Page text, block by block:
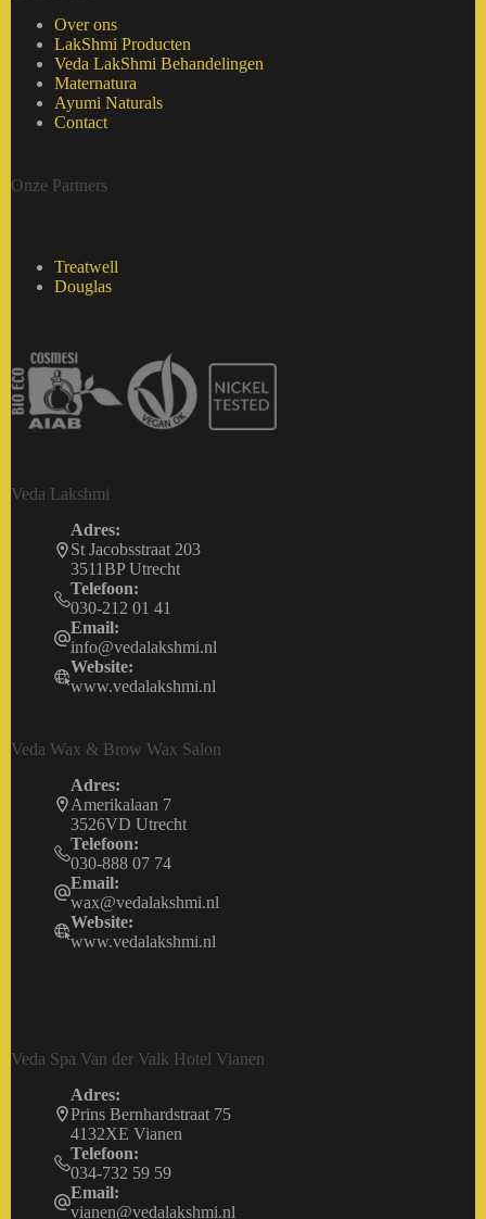
Over ons
LakShmi Producten
Veda LakShmi Behandelingen
Maternatura
Ayumi Naturals
Contact
Onze Partners
Treatwell
Douglas
Veda Lakshmi
Adres:
St Jacobsstraat 203
3511BP Utrecht
Telefoon:
030-212 01 41
Email:
info@vedalakshmi.nl
Website:
www.vedalakshmi.nl
Veda Wax & Brow Wax Salon
Adres:
Amerikalaan 7
3526VD Utrecht
Telefoon:
030-888 07 74
Email:
wax@vedalakshmi.nl
Website:
www.vedalakshmi.nl
Veda Spa Van der Valk Hotel Vianen
Adres:
Prins Bernhardstraat 75
4132XE Vianen
Telefoon:
034-732 59 59
Email:
vianen@vedalakshmi.nl